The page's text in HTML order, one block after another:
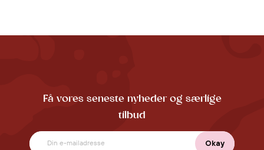
Få vores seneste nyheder og særlige
tilbud